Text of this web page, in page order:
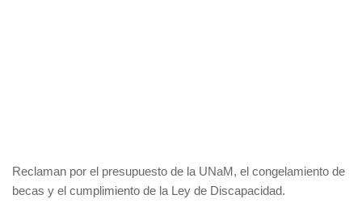
Reclaman por el presupuesto de la UNaM, el congelamiento de
becas y el cumplimiento de la Ley de Discapacidad.